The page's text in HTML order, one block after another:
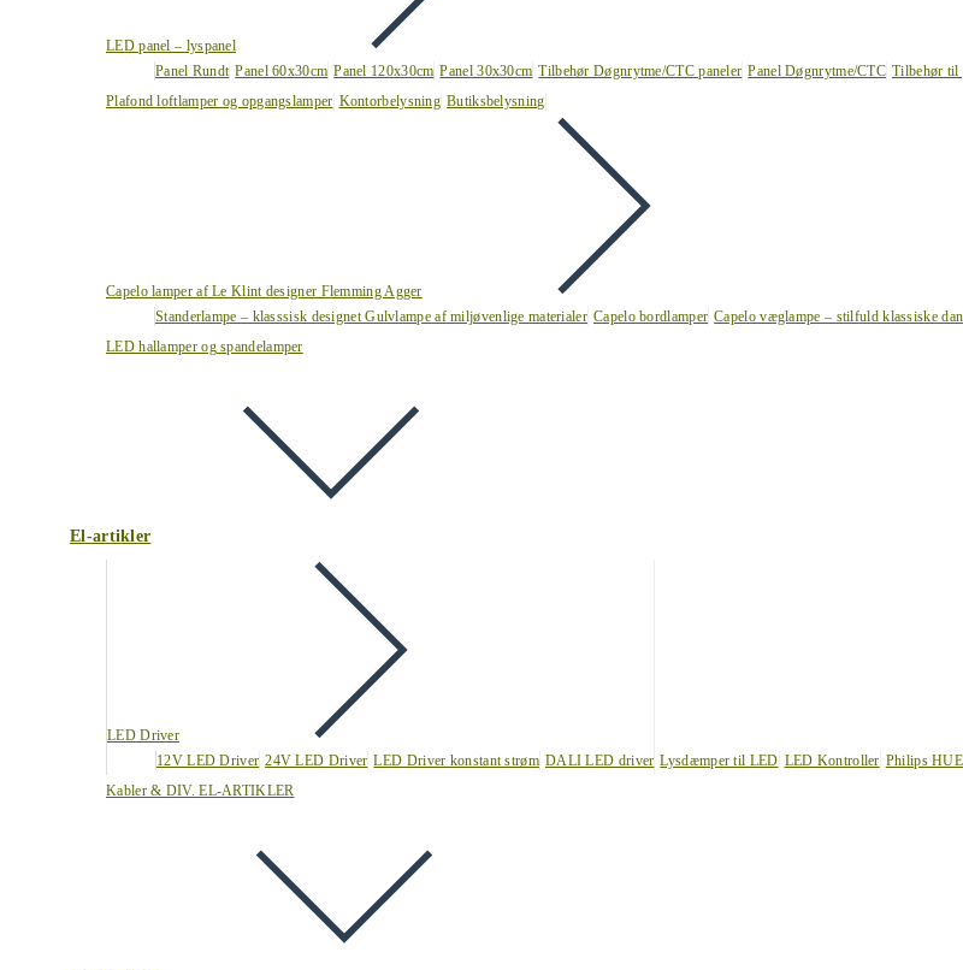
LED panel – lyspanel
Panel Rundt Panel 60x30cm Panel 120x30cm Panel 30x30cm Tilbehør Døgnrytme/CTC paneler Panel Døgnrytme/CTC Tilbehør til
Plafond loftlamper og opgangslamper Kontorbelysning Butiksbelysning
Capelo lamper af Le Klint designer Flemming Agger
Standerlampe – klasssisk designet Gulvlampe af miljøvenlige materialer Capelo bordlamper Capelo væglampe – stilfuld klassiske
LED hallamper og spandelamper
El-artikler
LED Driver
12V LED Driver 24V LED Driver LED Driver konstant strøm DALI LED driver Lysdæmper til LED LED Kontroller Philips HUE
Kabler & DIV. EL-ARTIKLER